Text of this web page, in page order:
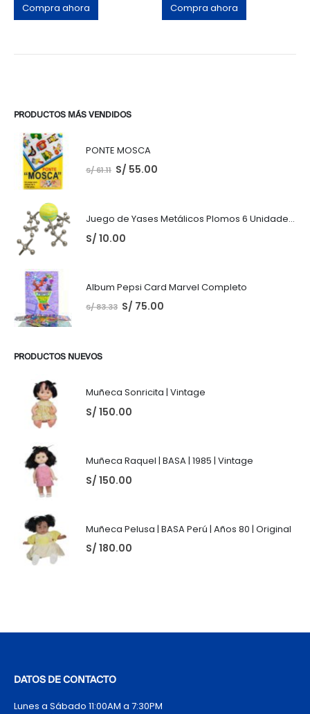
Compra ahora Compra ahora
PRODUCTOS MÁS VENDIDOS
PONTE MOSCA
S/61.11 S/ 55.00
Juego de Yases Metálicos Plomos 6 Unidades + Pelota de Goma (En Bolsita Lista para Regalar)
S/ 10.00
Album Pepsi Card Marvel Completo
S/83.33 S/ 75.00
PRODUCTOS NUEVOS
Muñeca Sonricita | Vintage
S/ 150.00
Muñeca Raquel | BASA | 1985 | Vintage
S/ 150.00
Muñeca Pelusa | BASA Perú | Años 80 | Original
S/ 180.00
DATOS DE CONTACTO
Lunes a Sábado 11:00AM a 7:30PM